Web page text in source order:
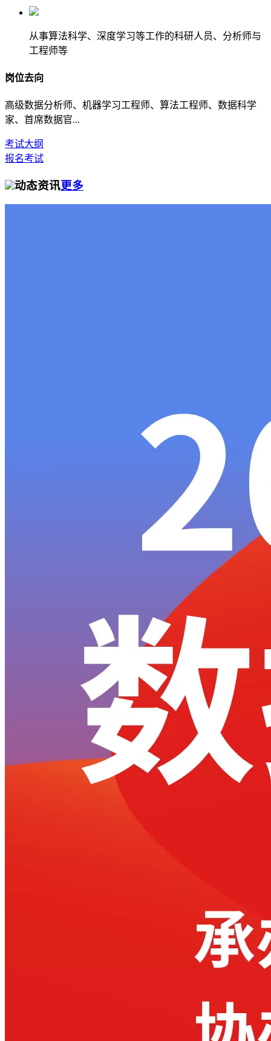
从事算法科学、深度学习等工作的科研人员、分析师与
工程师等
岗位去向
高级数据分析师、机器学习工程师、算法工程师、数据科学
家、首席数据官...
考试大纲
报名考试
动态资讯更多